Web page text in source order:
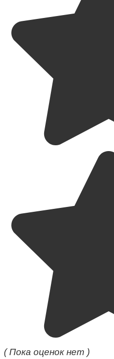
( Пока оценок нет )